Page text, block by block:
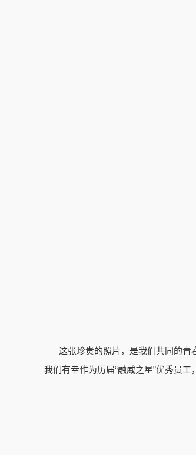
这张珍贵的照片，是我们共同的青
我们有幸作为历届“融威之星”优秀员